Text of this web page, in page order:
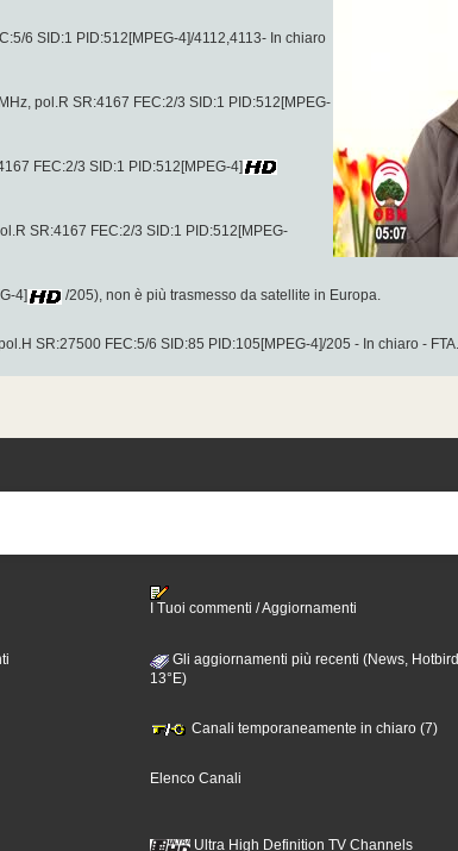
6 SID:1 PID:512[MPEG-4]/4112,4113- In chiaro
pol.R SR:4167 FEC:2/3 SID:1 PID:512[MPEG-
FEC:2/3 SID:1 PID:512[MPEG-4]
SR:4167 FEC:2/3 SID:1 PID:512[MPEG-
4]
/205), non è più trasmesso da satellite in Europa.
SR:27500 FEC:5/6 SID:85 PID:105[MPEG-4]/205 - In chiaro - FTA.
I Tuoi commenti / Aggiornamenti
Gli aggiornamenti più recenti (News, Hotbird
13°E)
Canali temporaneamente in chiaro (7)
Elenco Canali
Ultra High Definition TV Channels